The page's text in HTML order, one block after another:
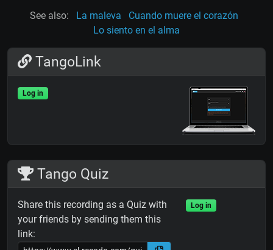
See also: La maleva
Cuando muere el corazón
Lo siento en el alma
TangoLink
Log in
Tango Quiz
Share this recording as a Quiz with
your friends by sending them this
link:
Log in